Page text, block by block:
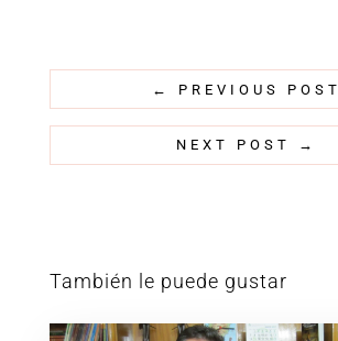
← PREVIOUS POST
NEXT POST →
También le puede gustar